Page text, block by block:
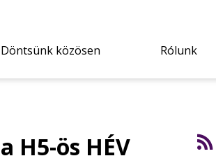
Döntsünk közösen Rólunk
H5-ös HÉV